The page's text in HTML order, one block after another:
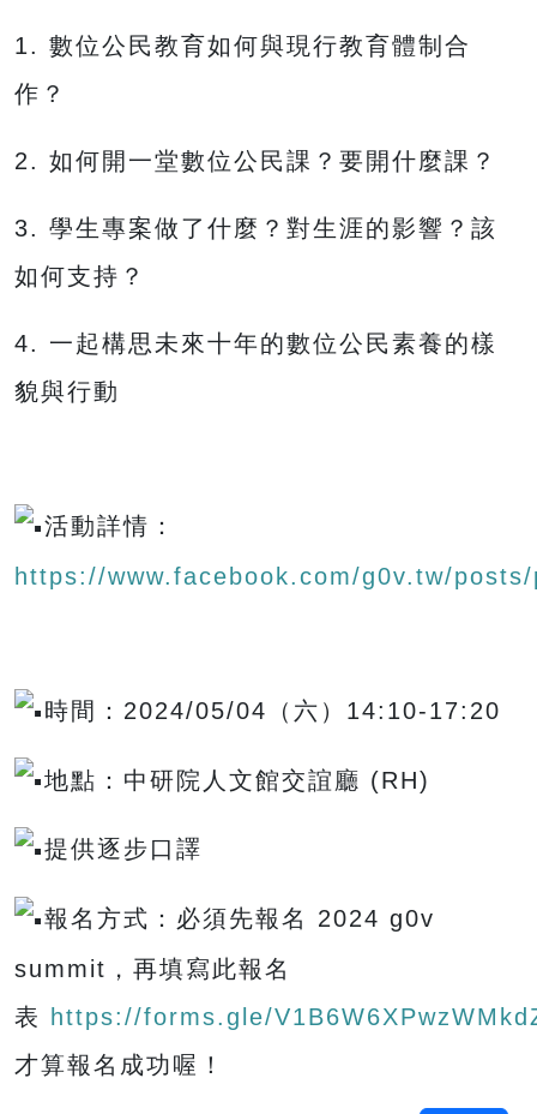
1. 數位公民教育如何與現行教育體制合
作？
2. 如何開一堂數位公民課？要開什麼課？
3. 學生專案做了什麼？對生涯的影響？該
如何支持？
4. 一起構思未來十年的數位公民素養的樣
貌與行動
活動詳情：
https://www.facebook.com/g0v.tw/posts/
時間：2024/05/04（六）14:10-17:20
地點：中研院人文館交誼廳 (RH)
提供逐步口譯
報名方式：必須先報名 2024 g0v
summit，再填寫此報名
表
https://forms.gle/
才算報名成功喔！